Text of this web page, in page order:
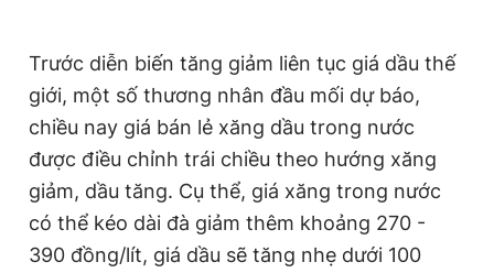
Trước diễn biến tăng giảm liên tục giá dầu thế
giới, một số thương nhân đầu mối dự báo,
chiều nay giá bán lẻ xăng dầu trong nước
được điều chỉnh trái chiều theo hướng xăng
giảm, dầu tăng. Cụ thể, giá xăng trong nước
có thể kéo dài đà giảm thêm khoảng 270 -
390 đồng/lít, giá dầu sẽ tăng nhẹ dưới 100